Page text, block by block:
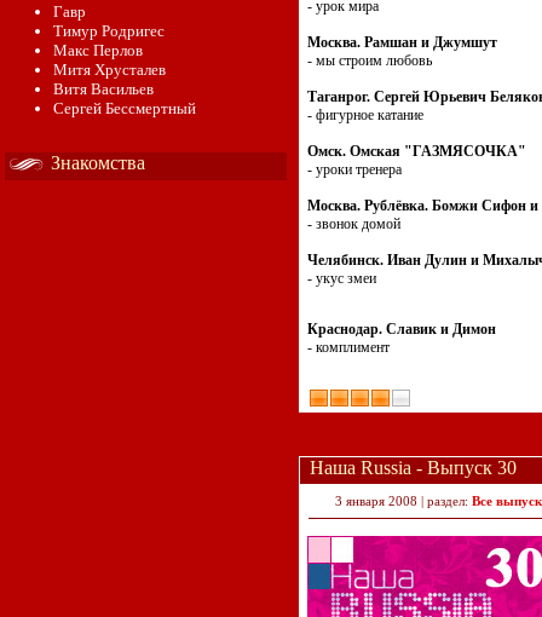
Гавр
Тимур Родригес
Макс Перлов
Митя Хрусталев
Витя Васильев
Сергей Бессмертный
Знакомства
- урок мира
Москва. Рамшан и Джумшут
- мы строим любовь
Таганрог. Сергей Юрьевич
- фигурное катание
Омск. Омская "ГАЗМЯСОЧКА"
- уроки тренера
Москва. Рублёвка. Бомжи Сифон и
- звонок домой
Челябинск. Иван Дулин и
- укус змеи
Краснодар. Славик и Димон
- комплимент
Наша Russia - Выпуск 30
3 января 2008 | раздел: Все